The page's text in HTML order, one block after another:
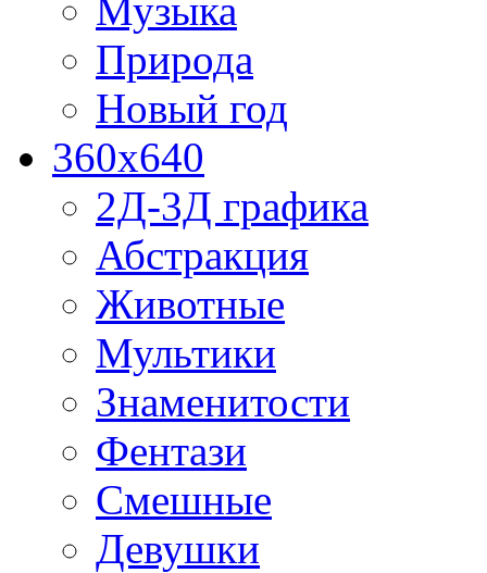
Музыка
Природа
Новый год
360x640
2Д-3Д графика
Абстракция
Животные
Мультики
Знаменитости
Фентази
Смешные
Девушки